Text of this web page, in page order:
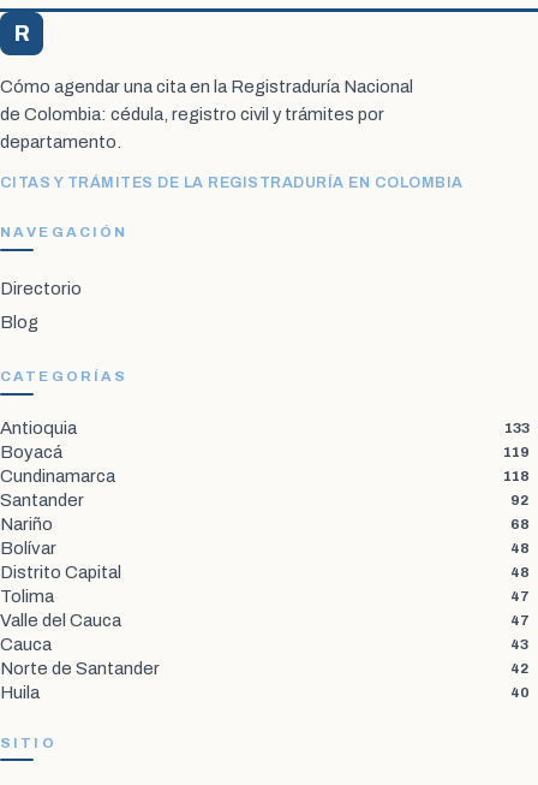
R
Cómo agendar una cita en la Registraduría Nacional
de Colombia: cédula, registro civil y trámites por
departamento.
CITAS Y TRÁMITES DE LA REGISTRADURÍA EN COLOMBIA
NAVEGACIÓN
Directorio
Blog
CATEGORÍAS
Antioquia 133
Boyacá 119
Cundinamarca 118
Santander 92
Nariño 68
Bolívar 48
Distrito Capital 48
Tolima 47
Valle del Cauca 47
Cauca 43
Norte de Santander 42
Huila 40
SITIO